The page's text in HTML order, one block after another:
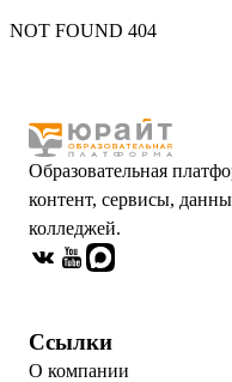
NOT FOUND 404
Образовательная
контент, сервисы,
колледжей.
Ссылки
О компании